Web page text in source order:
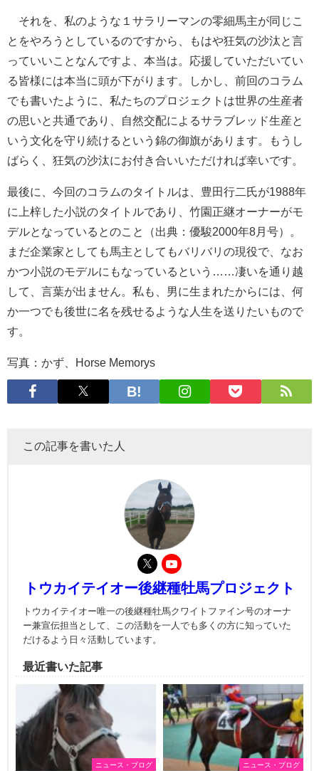
それを、私のような１サラリーマンの零細馬主が同じこ
とをやろうとしているのですから、もはや狂気の沙汰と言
っていいことなんですよ、本当は。応援していただいてい
る皆様には本当に頭が下がります。しかし、前回のコラム
でも書いたように、私たちのプロジェクトは世界の生産者
の思いと共通であり、自然交配によるサラブレッド生産と
いう文化を守り続けるという錦の御旗があります。もうし
ばらく、狂気の沙汰にお付き合いいただければ幸いです。
最後に、今回のコラムのタイトルは、豊田行二氏が1988年
に上梓した小説のタイトルであり、竹園正継オーナーがモ
デルとなっているとのこと（出典：優駿2000年8月号）。
まだ企業家としても馬主としてもバリバリの現役で、なお
かつ小説のモデルにもなっているという……凄いを通り越
して、言葉が出ません。私も、男に生まれたからには、何
か一つでも後世に名を残せるような人生を送りたいもので
す。
写真：かず、Horse Memorys
この記事を書いた人
トウカイテイオー後継種牡馬プロジェクト
トウカイテイオー唯一の後継種牡馬クワイトファイン号のオーナ
ー兼宣伝担当として、この活動を一人でも多くの方に知っていた
だけるよう日々活動しています。
最近書いた記事
ニュース・ブログ ニュース・ブログ